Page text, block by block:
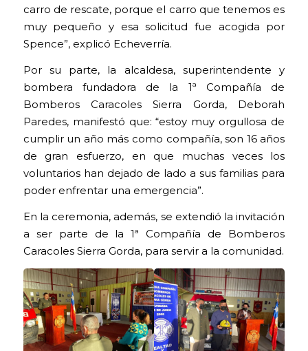
carro de rescate, porque el carro que tenemos es
muy pequeño y esa solicitud fue acogida por
Spence”, explicó Echeverría.
Por su parte, la alcaldesa, superintendente y
bombera fundadora de la 1ª Compañía de
Bomberos Caracoles Sierra Gorda, Deborah
Paredes, manifestó que: “estoy muy orgullosa de
cumplir un año más como compañía, son 16 años
de gran esfuerzo, en que muchas veces los
voluntarios han dejado de lado a sus familias para
poder enfrentar una emergencia”.
En la ceremonia, además, se extendió la invitación
a ser parte de la 1ª Compañía de Bomberos
Caracoles Sierra Gorda, para servir a la comunidad.